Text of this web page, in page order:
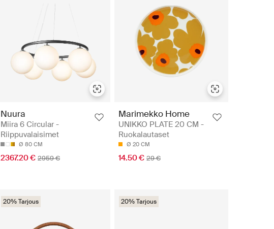
Nuura
Miira 6 Circular -
Riippuvalaisimet
Ø 80 CM
2367.20 € 2959 €
Marimekko Home
UNIKKO PLATE 20 CM -
Ruokalautaset
Ø 20 CM
14.50 € 29 €
20% Tarjous 20% Tarjous